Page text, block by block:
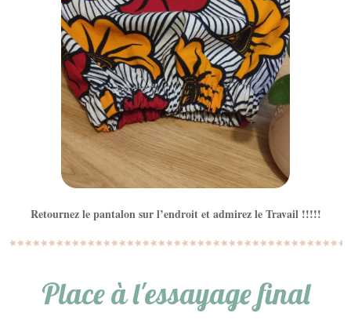
Retournez le pantalon sur l’endroit et admirez le Travail !!!!!
Place à l'essayage final